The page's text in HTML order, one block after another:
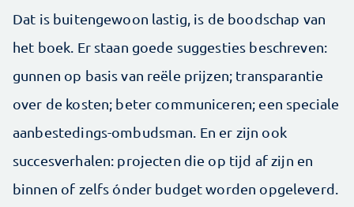
Dat is buitengewoon lastig, is de boodschap van
het boek. Er staan goede suggesties beschreven:
gunnen op basis van reële prijzen; transparantie
over de kosten; beter communiceren; een speciale
aanbestedings-ombudsman. En er zijn ook
succesverhalen: projecten die op tijd af zijn en
binnen of zelfs ónder budget worden opgeleverd.